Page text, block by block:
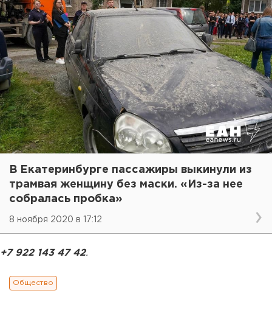
В Екатеринбурге пассажиры выкинули из
трамвая женщину без маски. «Из-за нее
собралась пробка»
8 ноября 2020 в 17:12
+7 922 143 47 42.
Общество